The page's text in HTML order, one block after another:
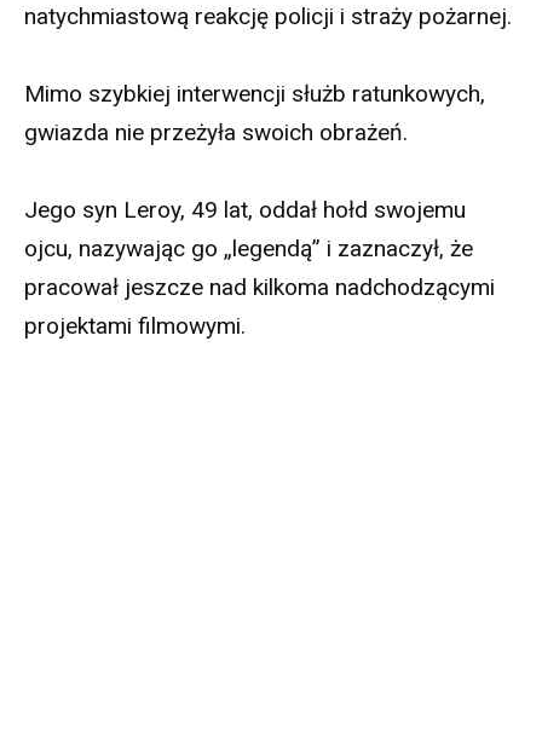
natychmiastową reakcję policji i straży pożarnej.
Mimo szybkiej interwencji służb ratunkowych,
gwiazda nie przeżyła swoich obrażeń.
Jego syn Leroy, 49 lat, oddał hołd swojemu
ojcu, nazywając go „legendą” i zaznaczył, że
pracował jeszcze nad kilkoma nadchodzącymi
projektami filmowymi.